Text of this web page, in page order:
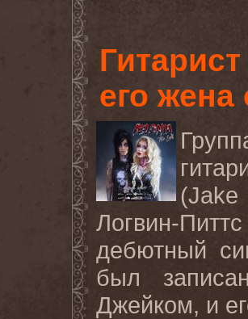
его жена
Логвин-Питтс
дебютный
был
Джейком, и